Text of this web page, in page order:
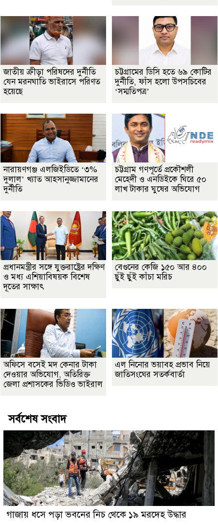
জাতীয় ক্রীড়া পরিষদের দুর্নীতি
যেন মরনঘাতি ভাইরাসে পরিণত
হয়েছে
চট্টগ্রামের ডিসি হতে ৬৯ কোটির
দুর্নীতি, ফাঁস হলো উপসচিবের
‘সম্মতিপত্র’
নারায়ণগঞ্জ এলজিইডিতে ‘৩%
দুলাল’ খ্যাত আহসানুজ্জামানের
দুর্নীতি
চট্টগ্রাম গণপূর্তে প্রকৌশলী
মেহেদী ও এনডিইকে ঘিরে ৫০
লাখ টাকার ঘুষের অভিযোগ
প্রধানমন্ত্রীর সঙ্গে যুক্তরাষ্ট্রের দক্ষিণ
ও মধ্য এশিয়াবিষয়ক বিশেষ
দূতের সাক্ষাৎ
বেগুনের কেজি ১৫০ আর ৪০০
ছুঁই ছুঁই কাঁচা মরিচ
অফিসে বসেই মদ কেনার টাকা
দেওয়ার অভিযোগ, অতিরিক্ত
জেলা প্রশাসকের ভিডিও ভাইরাল
এল নিনোর ভয়াবহ প্রভাব নিয়ে
জাতিসংঘের সতর্কবার্তা
সর্বশেষ সংবাদ
গাজায় ধসে পড়া ভবনের নিচ থেকে ১৯ মরদেহ উদ্ধার